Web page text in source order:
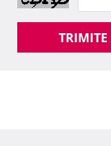
TRIMITE